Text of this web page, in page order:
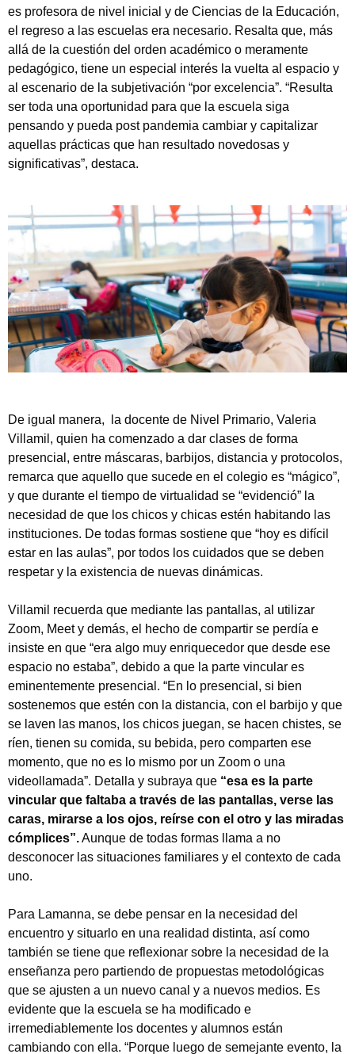
es profesora de nivel inicial y de Ciencias de la Educación,
el regreso a las escuelas era necesario. Resalta que, más
allá de la cuestión del orden académico o meramente
pedagógico, tiene un especial interés la vuelta al espacio y
al escenario de la subjetivación “por excelencia”. “Resulta
ser toda una oportunidad para que la escuela siga
pensando y pueda post pandemia cambiar y capitalizar
aquellas prácticas que han resultado novedosas y
significativas”, destaca.
De igual manera, la docente de Nivel Primario, Valeria
Villamil, quien ha comenzado a dar clases de forma
presencial, entre máscaras, barbijos, distancia y protocolos,
remarca que aquello que sucede en el colegio es “mágico”,
y que durante el tiempo de virtualidad se “evidenció” la
necesidad de que los chicos y chicas estén habitando las
instituciones. De todas formas sostiene que “hoy es difícil
estar en las aulas”, por todos los cuidados que se deben
respetar y la existencia de nuevas dinámicas.
Villamil recuerda que mediante las pantallas, al utilizar
Zoom, Meet y demás, el hecho de compartir se perdía e
insiste en que “era algo muy enriquecedor que desde ese
espacio no estaba”, debido a que la parte vincular es
eminentemente presencial. “En lo presencial, si bien
sostenemos que estén con la distancia, con el barbijo y que
se laven las manos, los chicos juegan, se hacen chistes, se
ríen, tienen su comida, su bebida, pero comparten ese
momento, que no es lo mismo por un Zoom o una
videollamada”. Detalla y subraya que “esa es la parte
vincular que faltaba a través de las pantallas, verse las
caras, mirarse a los ojos, reírse con el otro y las miradas
cómplices”.Aunque de todas formas llama a no
desconocer las situaciones familiares y el contexto de cada
uno.
Para Lamanna, se debe pensar en la necesidad del
encuentro y situarlo en una realidad distinta, así como
también se tiene que reflexionar sobre la necesidad de la
enseñanza pero partiendo de propuestas metodológicas
que se ajusten a un nuevo canal y a nuevos medios. Es
evidente que la escuela se ha modificado e
irremediablemente los docentes y alumnos están
cambiando con ella. “Porque luego de semejante evento, la